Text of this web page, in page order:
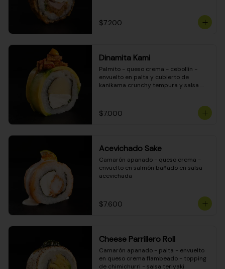
$7.200
Dinamita Kami
Palmito - queso crema - cebollín -
envuelto en palta y cubierto de
kanikama crunchy tempura y salsa
$7.000
Acevichado Sake
Camarón apanado - queso crema -
envuelto en salmón bañado en salsa
acevichada
$7.600
Cheese Parrillero Roll
Camarón apanado - palta - envuelto
en queso crema flambeado - topping
de chimichurri - salsa teriyaki